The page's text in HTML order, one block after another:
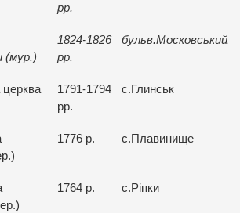
рр.
(мур.)
1824-1826
рр.
бульв.Московський,
церква
1791-1794
рр.
с.Глинськ
1776 р. с.Плавинище
1764 р. с.Рiпки